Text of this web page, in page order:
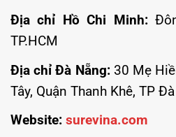
Địa chỉ Hồ Chi Minh:
TP.HCM
Địa chỉ Đà Nẵng:30 Mẹ
Tây, Quận Thanh Khê, TP
Website: surevina.com